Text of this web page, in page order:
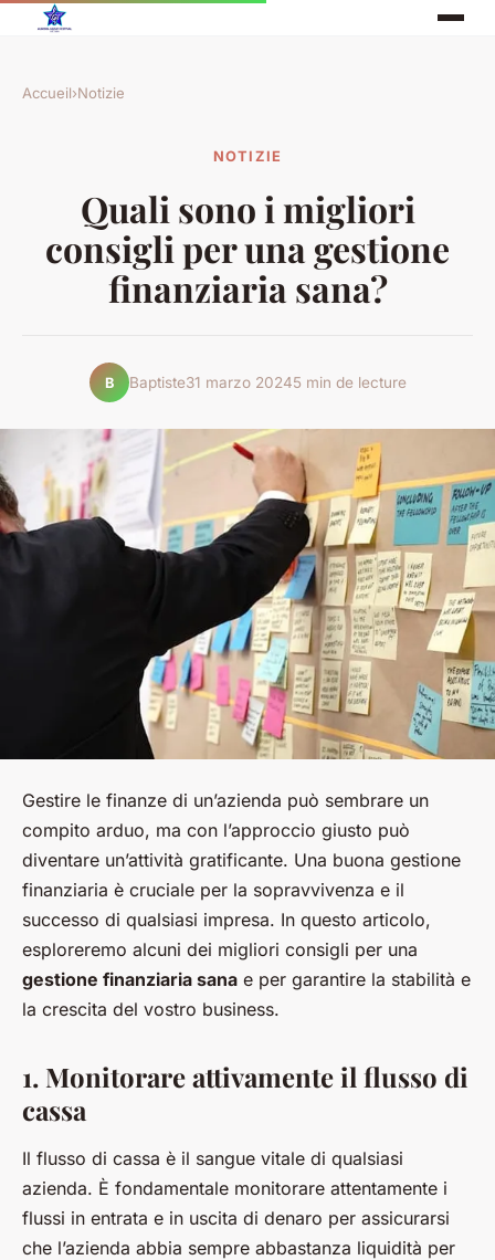
Accueil›Notizie
NOTIZIE
Quali sono i migliori
consigli per una gestione
finanziaria sana?
B Baptiste31 marzo 20245 min de lecture
Gestire le finanze di un’azienda può sembrare un
compito arduo, ma con l’approccio giusto può
diventare un’attività gratificante. Una buona gestione
finanziaria è cruciale per la sopravvivenza e il
successo di qualsiasi impresa. In questo articolo,
esploreremo alcuni dei migliori consigli per una
gestione finanziaria sana e per garantire la stabilità e
la crescita del vostro business.
1. Monitorare attivamente il flusso di
cassa
Il flusso di cassa è il sangue vitale di qualsiasi
azienda. È fondamentale monitorare attentamente i
flussi in entrata e in uscita di denaro per assicurarsi
che l’azienda abbia sempre abbastanza liquidità per